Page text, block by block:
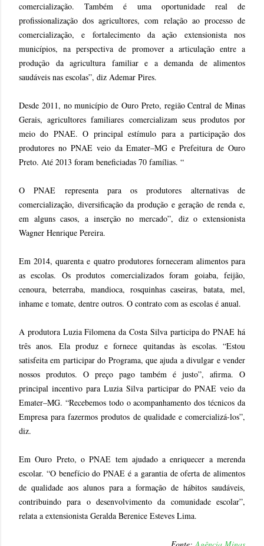
comercialização. Também é uma oportunidade real de
profissionalização dos agricultores, com relação ao processo de
comercialização, e fortalecimento da ação extensionista nos
municípios, na perspectiva de promover a articulação entre a
produção da agricultura familiar e a demanda de alimentos
saudáveis nas escolas”, diz Ademar Pires.
Desde 2011, no município de Ouro Preto, região Central de Minas
Gerais, agricultores familiares comercializam seus produtos por
meio do PNAE. O principal estímulo para a participação dos
produtores no PNAE veio da Emater–MG e Prefeitura de Ouro
Preto. Até 2013 foram beneficiadas 70 famílias. “
O PNAE representa para os produtores alternativas de
comercialização, diversificação da produção e geração de renda e,
em alguns casos, a inserção no mercado”, diz o extensionista
Wagner Henrique Pereira.
Em 2014, quarenta e quatro produtores forneceram alimentos para
as escolas. Os produtos comercializados foram goiaba, feijão,
cenoura, beterraba, mandioca, rosquinhas caseiras, batata, mel,
inhame e tomate, dentre outros. O contrato com as escolas é anual.
A produtora Luzia Filomena da Costa Silva participa do PNAE há
três anos. Ela produz e fornece quitandas às escolas. “Estou
satisfeita em participar do Programa, que ajuda a divulgar e vender
nossos produtos. O preço pago também é justo”, afirma. O
principal incentivo para Luzia Silva participar do PNAE veio da
Emater–MG. “Recebemos todo o acompanhamento dos técnicos da
Empresa para fazermos produtos de qualidade e comercializá-los”,
diz.
Em Ouro Preto, o PNAE tem ajudado a enriquecer a merenda
escolar. “O benefício do PNAE é a garantia de oferta de alimentos
de qualidade aos alunos para a formação de hábitos saudáveis,
contribuindo para o desenvolvimento da comunidade escolar”,
relata a extensionista Geralda Berenice Esteves Lima.